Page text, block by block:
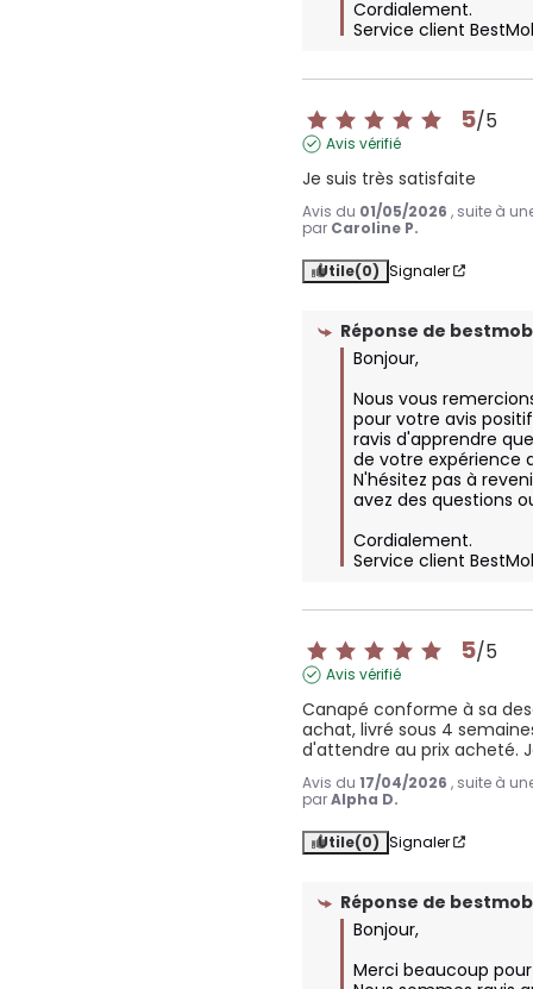
Cordialement.
Service client
5/5
Avis vérifié
Je suis très satisfaite
Avis du 01/05/2026 , suite à
par Caroline P.
Utile(0) Signaler
Réponse de
Bonjour,
Nous vous
pour votre avis
ravis d'apprendre
de votre expérience
N'hésitez pas à
avez des questions
Cordialement.
Service client
5/5
Avis vérifié
Canapé conforme à sa
achat, livré sous 4
d'attendre au prix acheté.
Avis du17/04/2026 , suite à
parAlpha D.
Utile(0) Signaler
Réponse de
Bonjour,
Merci beaucoup